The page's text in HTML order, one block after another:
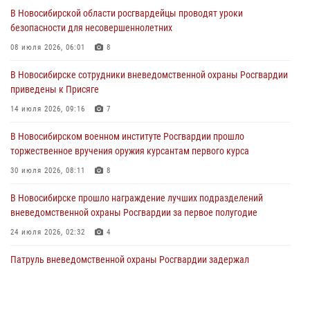
В Новосибирске сотрудниками вневедомственной охраны
Росгвардии задержан гражданин, находящийся в розыске
В Новосибирске военнослужащие отряда спецназа «Ермак»
Росгвардии провели занятия по беспарашютному десантированию
В Новосибирске военнослужащие Росгвардии почтили память детей
– жертв войны в Донбассе
В Новосибирской области росгвардейцы проводят уроки
безопасности для несовершеннолетних
08 июля 2026, 06:01 8
В Новосибирске сотрудники вневедомственной охраны Росгвардии
приведены к Присяге
14 июля 2026, 09:16 7
В Новосибирском военном институте Росгвардии прошло
торжественное вручения оружия курсантам первого курса
30 июля 2026, 08:11 8
В Новосибирске прошло награждение лучших подразделений
вневедомственной охраны Росгвардии за первое полугодие
24 июля 2026, 02:32 4
Патруль вневедомственной охраны Росгвардии задержал